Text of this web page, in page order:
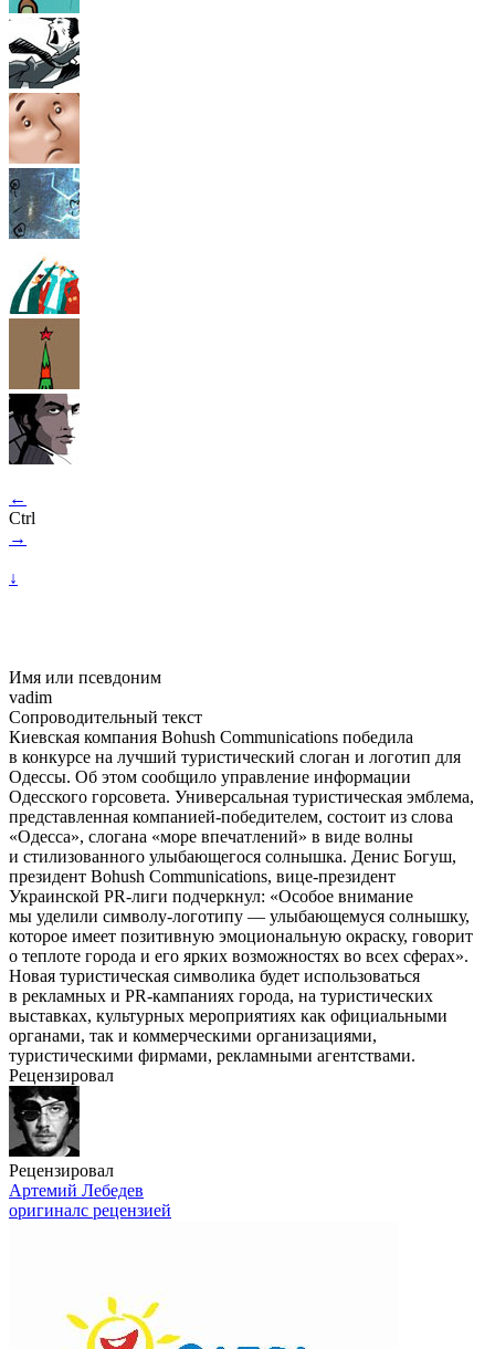
←
Ctrl
→
↓
Имя или псевдоним
vadim
Сопроводительный текст
Киевская компания Bohush Communications победила
в конкурсе на лучший туристический слоган и логотип для
Одессы. Об этом сообщило управление информации
Одесского горсовета. Универсальная туристическая эмблема,
представленная компанией-победителем, состоит из слова
«Одесса», слогана «море впечатлений» в виде волны
и стилизованного улыбающегося солнышка. Денис Богуш,
президент Bohush Communications, вице-президент
Украинской PR-лиги подчеркнул: «Особое внимание
мы уделили символу-логотипу — улыбающемуся солнышку,
которое имеет позитивную эмоциональную окраску, говорит
о теплоте города и его ярких возможностях во всех сферах».
Новая туристическая символика будет использоваться
в рекламных и PR-кампаниях города, на туристических
выставках, культурных мероприятиях как официальными
органами, так и коммерческими организациями,
туристическими фирмами, рекламными агентствами.
Рецензировал
Рецензировал
Артемий Лебедев
оригиналс рецензией